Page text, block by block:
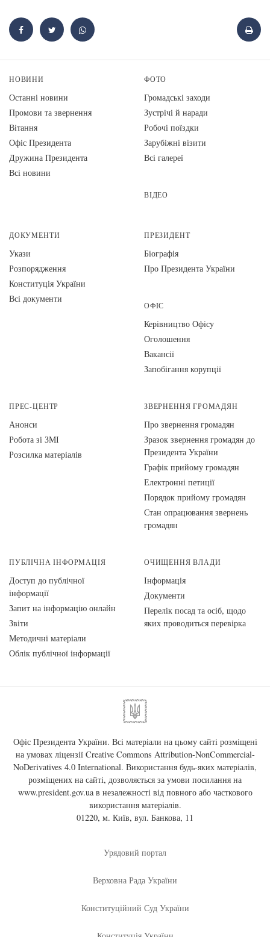
НОВИНИ
Останні новини
Промови та звернення
Вiтання
Офіс Президента
Дружина Президента
Всі новини
ФОТО
Громадські заходи
Зустрічі й наради
Робочі поїздки
Зарубіжні візити
Всі галереї
ВІДЕО
ДОКУМЕНТИ
Укази
Розпорядження
Конституція України
Всі документи
ПРЕЗИДЕНТ
Біографія
Про Президента України
ОФІС
Керівництво Офісу
Оголошення
Вакансії
Запобігання корупції
ПРЕС-ЦЕНТР
Анонси
Робота зі ЗМІ
Розсилка матеріалів
ЗВЕРНЕННЯ ГРОМАДЯН
Про звернення громадян
Зразок звернення громадян до
Президента України
Графік прийому громадян
Електронні петиції
Порядок прийому громадян
Стан опрацювання звернень
громадян
ПУБЛІЧНА ІНФОРМАЦІЯ
Доступ до публічної
інформації
Запит на інформацію онлайн
Звіти
Методичні матеріали
Облік публічної інформації
ОЧИЩЕННЯ ВЛАДИ
Інформація
Документи
Перелік посад та осіб, щодо
яких проводиться перевірка
Офіс Президента України. Всі матеріали на цьому сайті розміщені
на умовах ліцензії Creative Commons Attribution-NonCommercial-
NoDerivatives 4.0 International. Використання будь-яких матеріалів,
розміщених на сайті, дозволяється за умови посилання на
www.president.gov.uaв незалежності від повного або часткового
використання матеріалів.
01220, м. Київ, вул. Банкова, 11
Урядовий портал
Верховна Рада України
Конституційний Суд України